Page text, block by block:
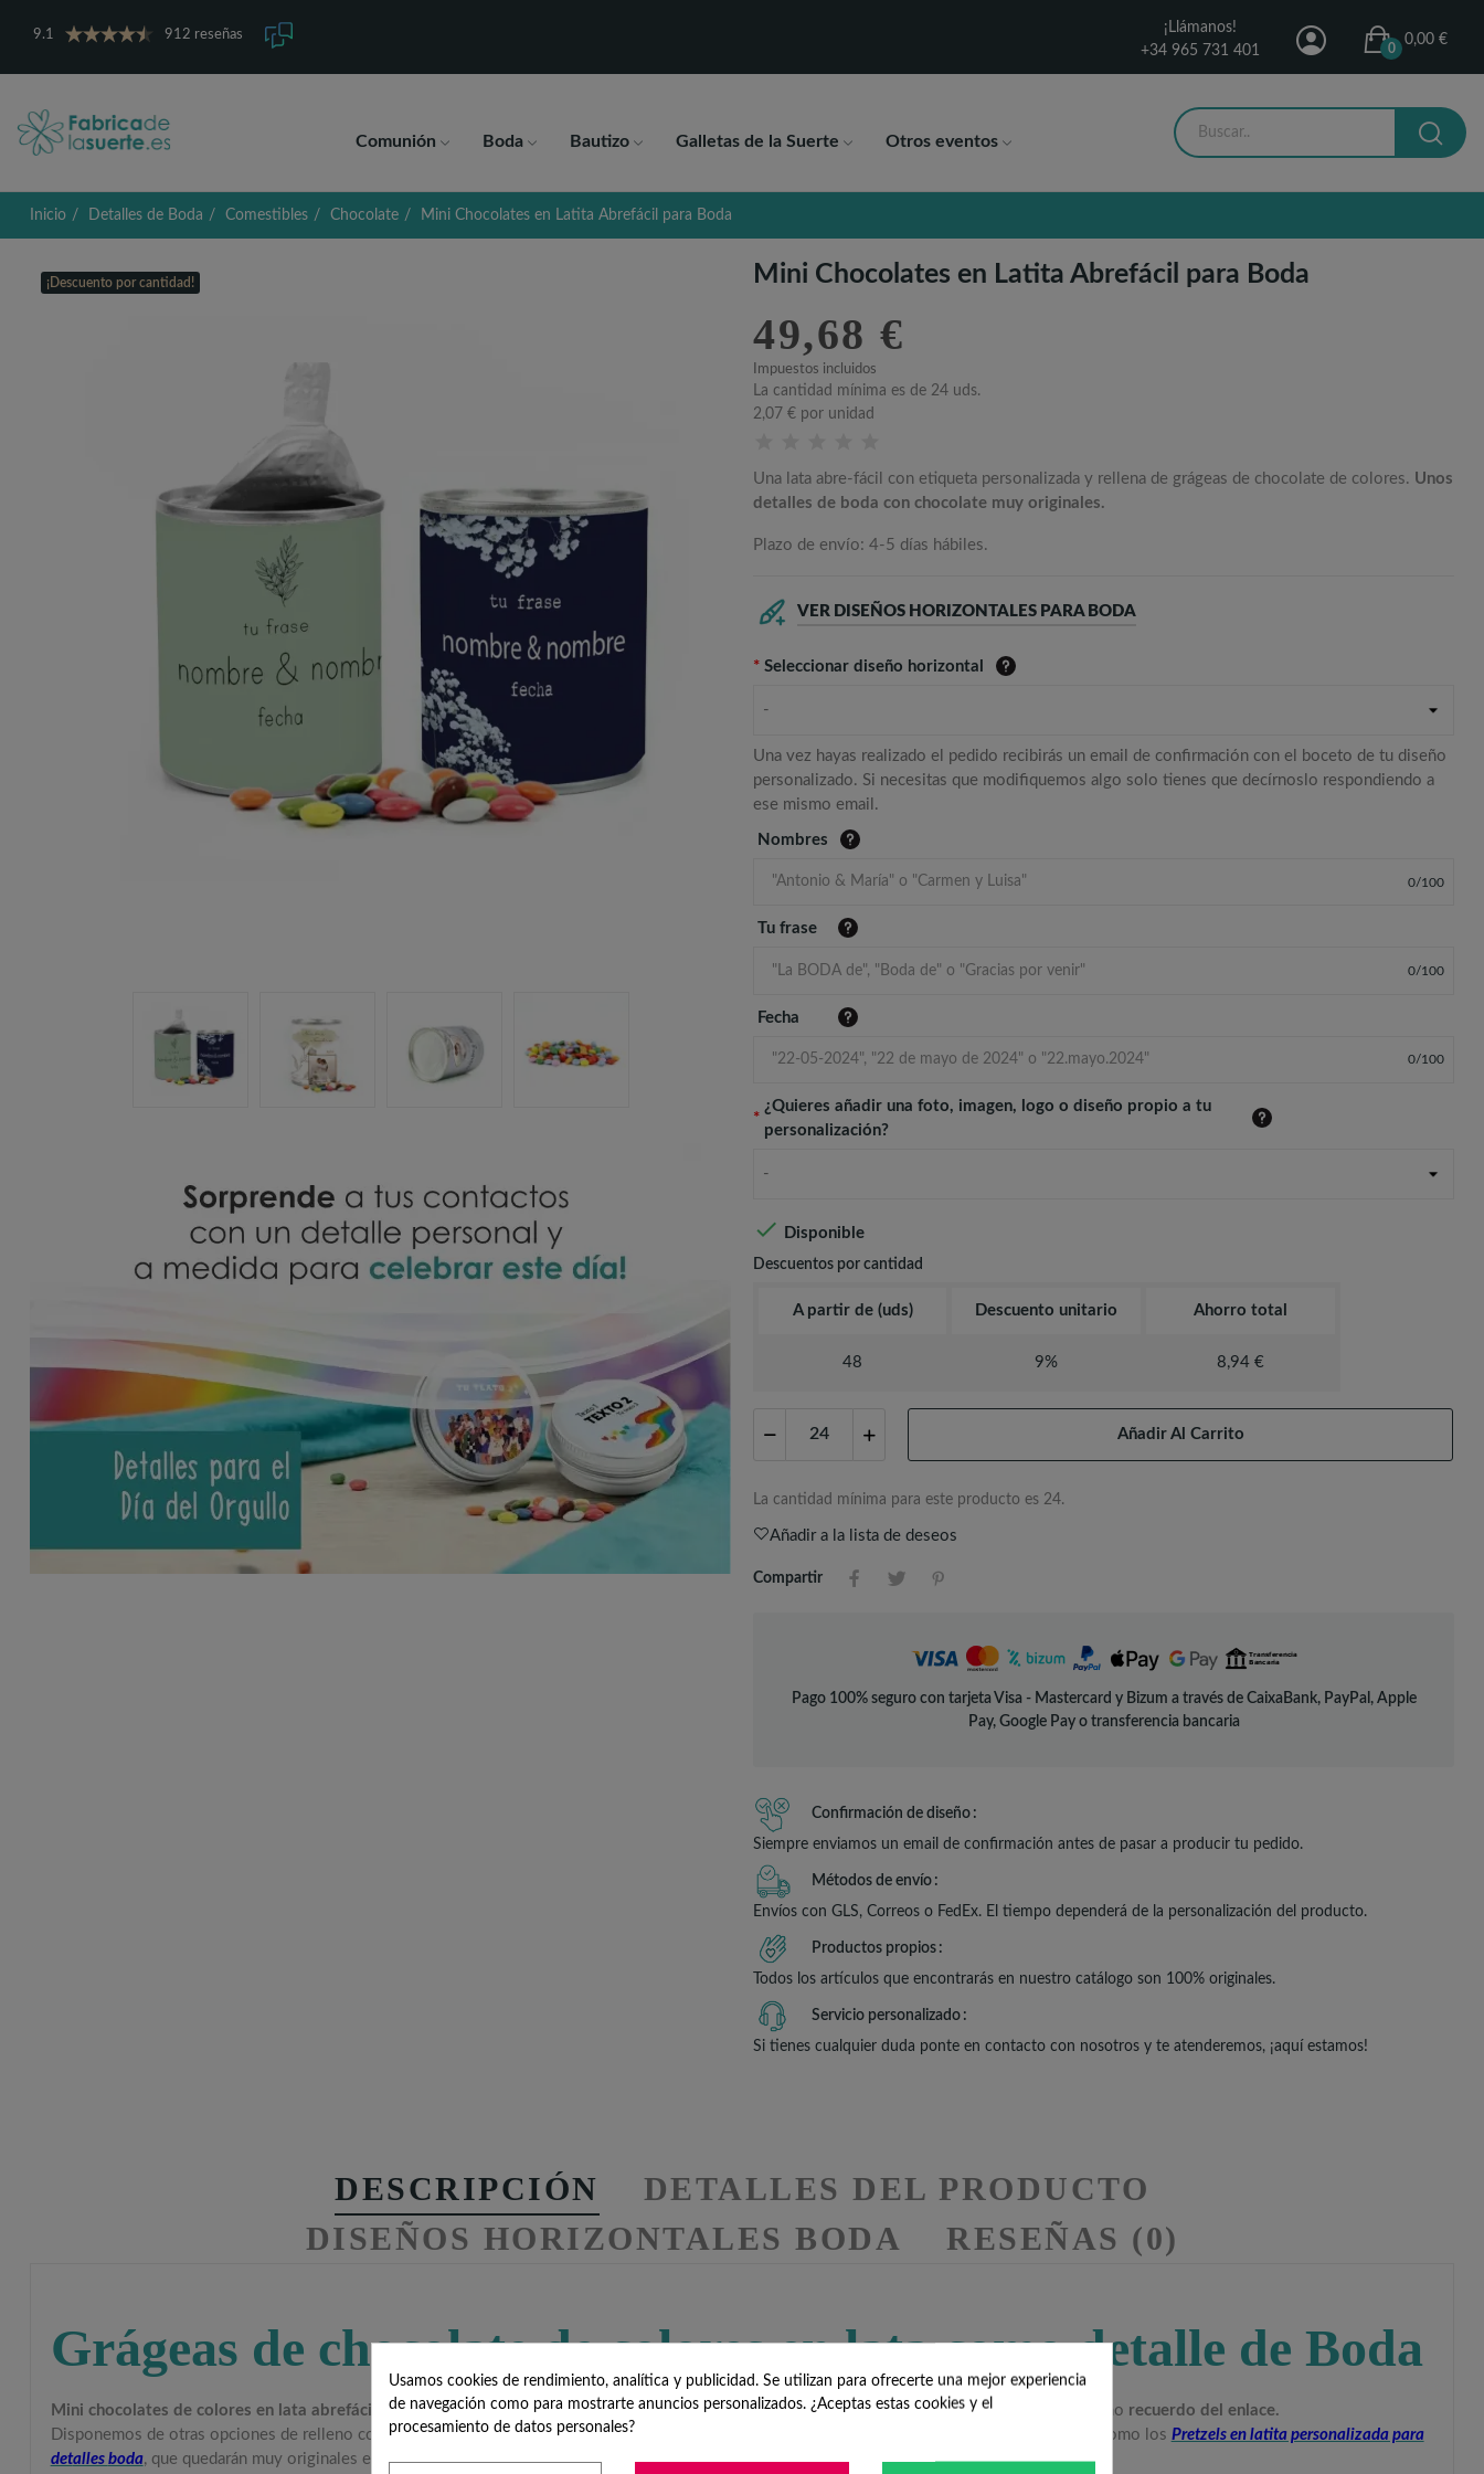
9.1 912 reseñas
¡Llámanos!
+34 965 731 401
0,00 €
0
Comunión Boda Bautizo Galletas de la Suerte Otros eventos
Inicio Detalles de Boda Comestibles Chocolate Mini Chocolates en Latita Abrefácil para Boda
¡Descuento por cantidad! Mini Chocolates en Latita Abrefácil para Boda
49,68 €
Impuestos incluidos
La cantidad mínima es de 24 uds.
2,07 € por unidad
Una lata abre-fácil con etiqueta personalizada y rellena de grágeas de chocolate de colores. Unos
detalles de boda con chocolate muy originales.
Plazo de envío: 4-5 días hábiles.
VER DISEÑOS HORIZONTALES PARA BODA
* Seleccionar diseño horizontal
-
Una vez hayas realizado el pedido recibirás un email de confirmación con el boceto de tu diseño
personalizado. Si necesitas que modifiquemos algo solo tienes que decírnoslo respondiendo a
ese mismo email.
Nombres
0/100
Tu frase
0/100
Fecha
0/100
*
¿Quieres añadir una foto, imagen, logo o diseño propio a tu
personalización?
-
 Disponible
Descuentos por cantidad
A partir de (uds) Descuento unitario Ahorro total
48 9% 8,94 €
Añadir Al Carrito
La cantidad mínima para este producto es 24.
Añadir a la lista de deseos
Compartir
Pago 100% seguro con tarjeta Visa - Mastercard y Bizum a través de CaixaBank, PayPal, Apple
Pay, Google Pay o transferencia bancaria
Confirmación de diseño
Siempre enviamos un email de confirmación antes de pasar a producir tu pedido.
Métodos de envío
Envíos con GLS, Correos o FedEx. El tiempo dependerá de la personalización del producto.
Productos propios
Todos los artículos que encontrarás en nuestro catálogo son 100% originales.
Servicio personalizado
Si tienes cualquier duda ponte en contacto con nosotros y te atenderemos, ¡aquí estamos!
DESCRIPCIÓN
DETALLES DEL PRODUCTO
DISEÑOS HORIZONTALES BODA
RESEÑAS (0)
Grágeas de chocolate de colores en lata como detalle de Boda
Mini chocolates de colores en lata abrefácil , un regalo que les encantará tanto a los mayores como a los niños. Un dulce picoteo para ofrecer como recuerdo del enlace.
Disponemos de otras opciones de relleno como elMix gominolas en latita personalizada para detalles b , como chuches. Si prefieres aperitivos como los Pretzels en latita personalizada para
detalles boda, que quedarán muy originales en las mesas.
Usamos cookies de rendimiento, analítica y publicidad. Se utilizan para ofrecerte una mejor experiencia
de navegación como para mostrarte anuncios personalizados. ¿Aceptas estas cookies y el
procesamiento de datos personales?